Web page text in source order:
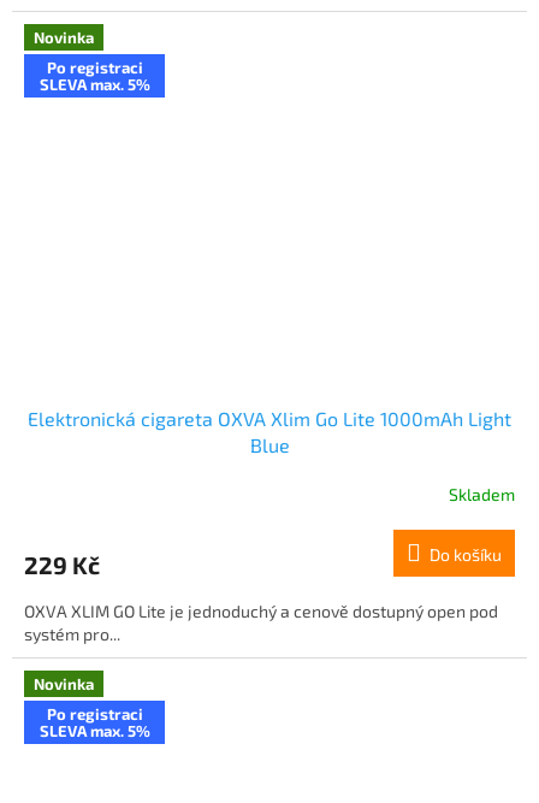
Novinka
Po registraci
SLEVA max. 5%
Elektronická cigareta OXVA Xlim Go Lite 1000mAh Light
Blue
Skladem
229 Kč Do košíku
OXVA XLIM GO Lite je jednoduchý a cenově dostupný open pod
systém pro...
Novinka
Po registraci
SLEVA max. 5%